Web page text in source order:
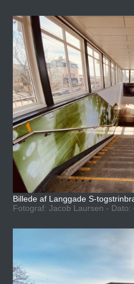
Billede af Langgade S-
Fotograf: Jacob Laursen -